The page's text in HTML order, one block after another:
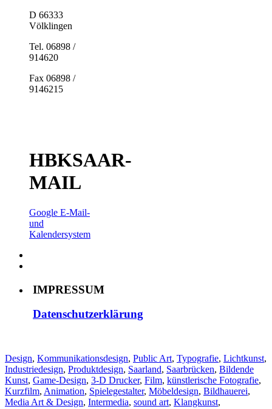
D 66333
Völklingen
Tel. 06898 /
914620
Fax 06898 /
9146215
HBKSAAR-
MAIL
Google E-Mail-
und
Kalendersystem
IMPRESSUM
Datenschutzerklärung
Design, Kommunikationsdesign, Public Art, Typografie, Lichtkunst,
Industriedesign, Produktdesign, Saarland, Saarbrücken, Bildende
Kunst, Game-Design, 3-D Drucker, Film, künstlerische Fotografie,
Kurzfilm, Animation, Spielegestalter, Möbeldesign, Bildhauerei,
Media Art & Design, Intermedia, sound art, Klangkunst,